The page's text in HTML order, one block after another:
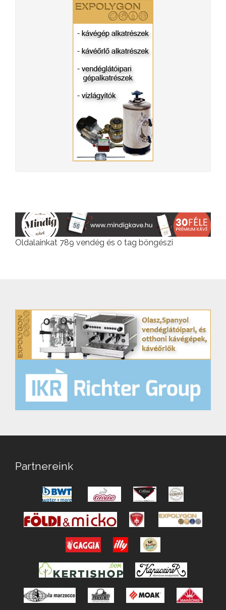
Oldalainkat 789 vendég és 0 tag böngészi
Partnereink